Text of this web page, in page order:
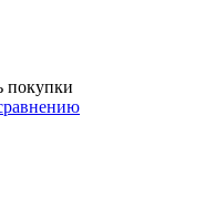
покупки